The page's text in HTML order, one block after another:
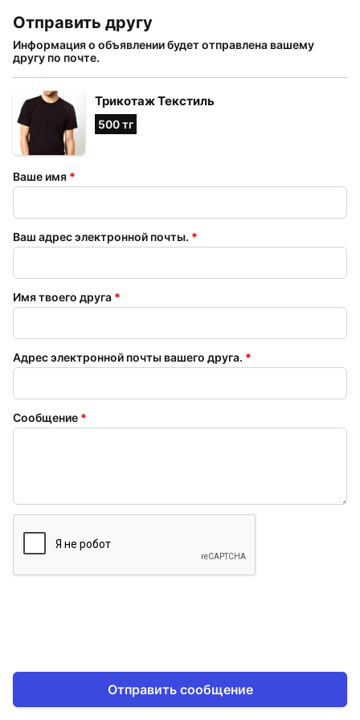
Отправить другу
Информация о объявлении будет отправлена ​​вашему
другу по почте.
Трикотаж Текстиль
500 тг
Ваше имя *
Ваш адрес электронной почты. *
Имя твоего друга *
Адрес электронной почты вашего друга. *
Сообщение *
Отправить сообщение